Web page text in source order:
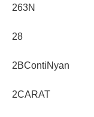
263N
28
2BContiNyan
2CARAT